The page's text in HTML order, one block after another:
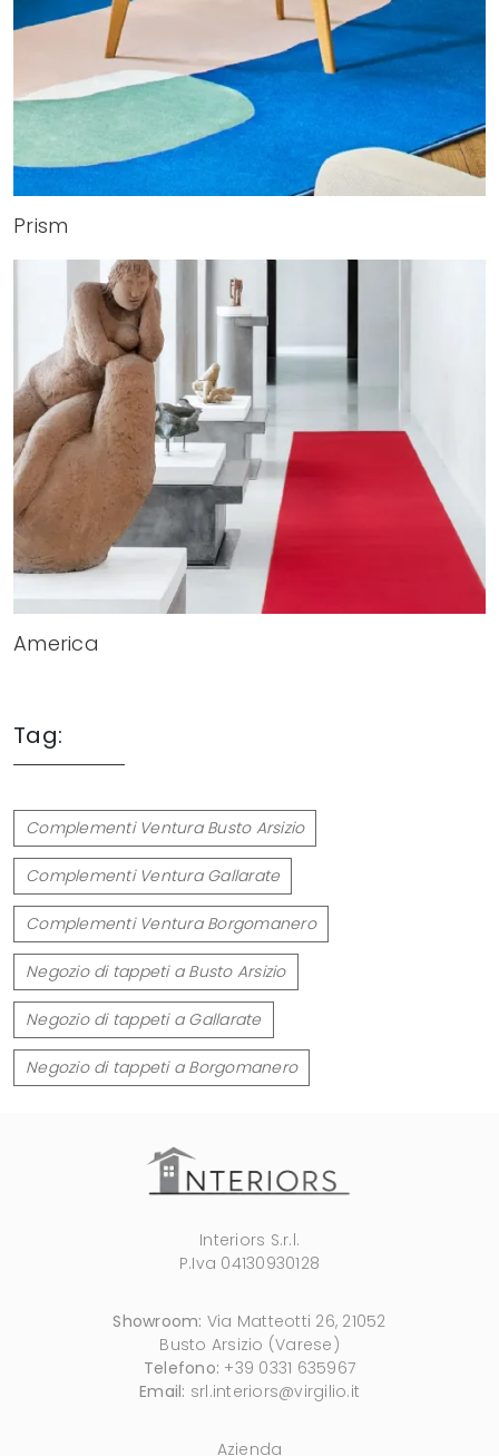
Prism
America
Tag:
Complementi Ventura Busto Arsizio
Complementi Ventura Gallarate
Complementi Ventura Borgomanero
Negozio di tappeti a Busto Arsizio
Negozio di tappeti a Gallarate
Negozio di tappeti a Borgomanero
Interiors S.r.l.
P.Iva 04130930128
Showroom: Via Matteotti 26, 21052
Busto Arsizio (Varese)
Telefono: +39 0331 635967
Email: srl.interiors@virgilio.it
Azienda